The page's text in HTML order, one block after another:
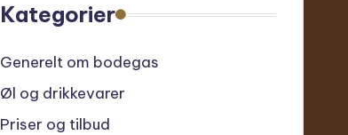
Kategorier
Generelt om bodegas
Øl og drikkevarer
Priser og tilbud